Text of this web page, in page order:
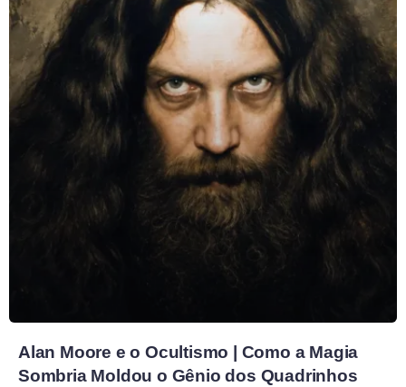
Alan Moore e o Ocultismo | Como a Magia
Sombria Moldou o Gênio dos Quadrinhos